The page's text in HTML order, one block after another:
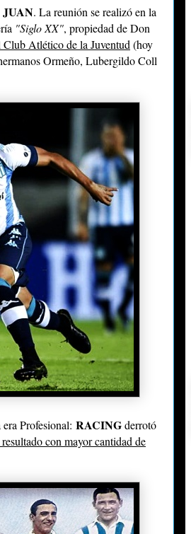
. La reunión se realizó en la
"Siglo XX", propiedad de Don
Atlético de la Juventud (hoy
Ormeño, Lubergildo Coll
era Profesional: RACINGderrotó
con mayor cantidad de